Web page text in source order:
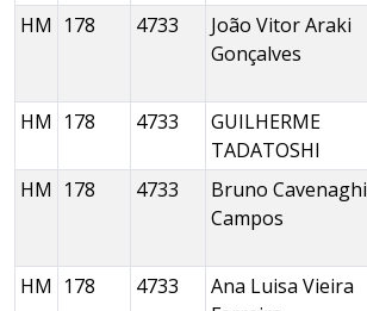
HM 178 4733
João Vitor Araki
Gonçalves
HM 178 4733
GUILHERME
TADATOSHI
HM 178 4733
Bruno Cavenaghi
Campos
HM 178 4733
Ana Luisa Vieira